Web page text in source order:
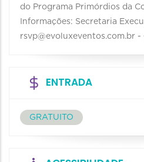
do Programa Primórdios da
Informações: Secretaria
rsvp@evoluxeventos.com.br -
ENTRADA
GRATUITO